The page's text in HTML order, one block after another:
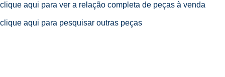
clique aqui para ver a relação completa de peças à venda
clique aqui para pesquisar outras peças